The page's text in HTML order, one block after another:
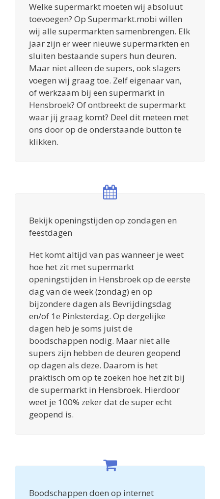
Welke supermarkt moeten wij absoluut
toevoegen? Op Supermarkt.mobi willen
wij alle supermarkten samenbrengen. Elk
jaar zijn er weer nieuwe supermarkten en
sluiten bestaande supers hun deuren.
Maar niet alleen de supers, ook slagers
voegen wij graag toe. Zelf eigenaar van,
of werkzaam bij een supermarkt in
Hensbroek? Of ontbreekt de supermarkt
waar jij graag komt? Deel dit meteen met
ons door op de onderstaande button te
klikken.
Bekijk openingstijden op zondagen en
feestdagen
Het komt altijd van pas wanneer je weet
hoe het zit met supermarkt
openingstijden in Hensbroek op de eerste
dag van de week (zondag) en op
bijzondere dagen als Bevrijdingsdag
en/of 1e Pinksterdag. Op dergelijke
dagen heb je soms juist de
boodschappen nodig. Maar niet alle
supers zijn hebben de deuren geopend
op dagen als deze. Daarom is het
praktisch om op te zoeken hoe het zit bij
de supermarkt in Hensbroek. Hierdoor
weet je 100% zeker dat de super echt
geopend is.
Boodschappen doen op internet